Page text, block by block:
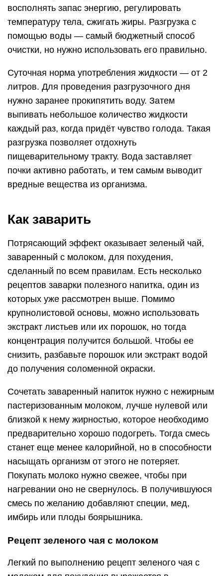
восполнять запас энергию, регулировать
температуру тела, сжигать жиры. Разгрузка с
помощью воды — самый бюджетный способ
очистки, но нужно использовать его правильно.
Суточная норма употребления жидкости — от 2
литров. Для проведения разгрузочного дня
нужно заранее прокипятить воду. Затем
выпивать небольшое количество жидкости
каждый раз, когда придёт чувство голода. Такая
разгрузка позволяет отдохнуть
пищеварительному тракту. Вода заставляет
почки активно работать, и тем самым выводит
вредные вещества из организма.
Как заварить
Потрясающий эффект оказывает зеленый чай,
заваренный с молоком, для похудения,
сделанный по всем правилам. Есть несколько
рецептов заварки полезного напитка, один из
которых уже рассмотрен выше. Помимо
крупнолистовой основы, можно использовать
экстракт листьев или их порошок, но тогда
концентрация получится большой. Чтобы ее
снизить, разбавьте порошок или экстракт водой
до получения соломенной окраски.
Сочетать заваренный напиток нужно с нежирным
пастеризованным молоком, лучше нулевой или
близкой к нему жирностью, которое необходимо
предварительно хорошо подогреть. Тогда смесь
станет еще менее калорийной, но в способности
насыщать организм от этого не потеряет.
Покупать молоко нужно свежее, чтобы при
нагревании оно не свернулось. В получившуюся
смесь по желанию добавляют специи, мед,
имбирь или плоды боярышника.
Рецепт зеленого чая с молоком
Легкий по выполнению рецепт зеленого чая с